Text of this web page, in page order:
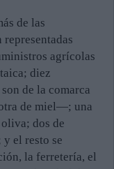
de las
agrícolas
diez
de la comarca
de miel—; una
dos de
y el resto se
la ferretería, el